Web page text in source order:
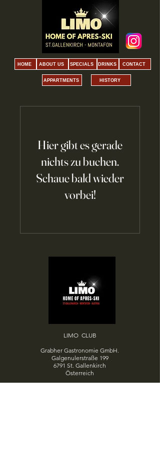
ABOUT US
HOME CONTACT
DRINKS
SPECIALS
APPARTMENTS HISTORY
Hier gibt es gerade
nichts zu buchen.
Schaue bald wieder
vorbei!
LIMO CLUB
Grabher Gastronomie GmbH.
Galgenulerstraße 199
6791 St. Gallenkirch
Österreich